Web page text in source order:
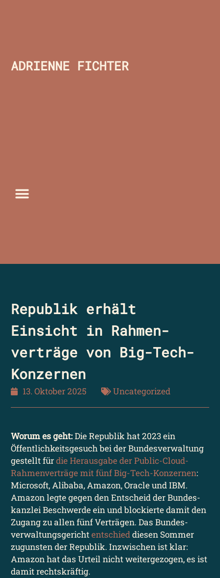
ADRIENNE FICHTER
Republik erhält
Einsicht in Rahmen­
verträge von Big-Tech-
Konzernen
13. Oktober 2025 Uncategorized
Worum es geht:Die Republik hat 2023 ein
Öffentlichkeits­gesuch bei der Bundes­verwaltung
gestellt fürdie Herausgabe der Public-Cloud-
Rahmen­verträge mit fünf Big-Tech-Konzernen:
Microsoft, Alibaba, Amazon, Oracle und IBM.
Amazon legte gegen den Entscheid der Bundes­
kanzlei Beschwerde ein und blockierte damit den
Zugang zu allen fünf Verträgen. Das Bundes­
verwaltungs­gerichtentschieddiesen Sommer
zugunsten der Republik. Inzwischen ist klar:
Amazon hat das Urteil nicht weitergezogen, es ist
damit rechtskräftig.